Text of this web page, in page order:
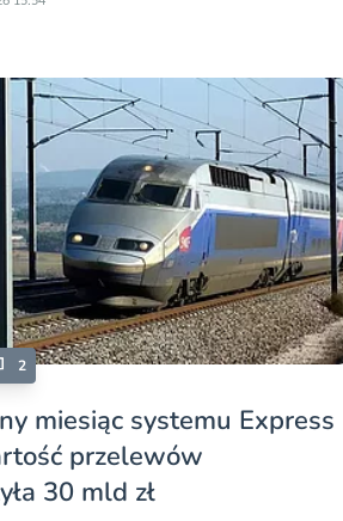
2
miesiąc systemu Express
przelewów
30 mld zł